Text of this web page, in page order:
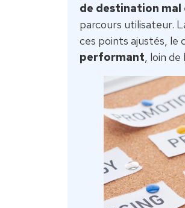
de destination mal
parcours utilisateur.
ces points ajustés, le
performant, loin de